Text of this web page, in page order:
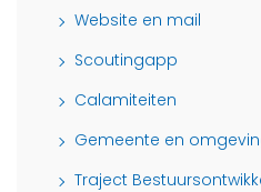
Website en mail
Scoutingapp
Calamiteiten
Gemeente en
Traject